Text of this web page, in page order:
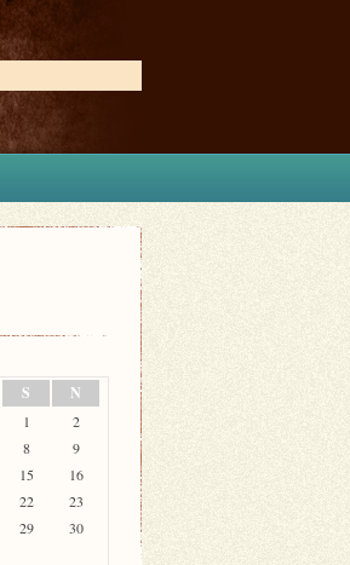
S N
1
2
8
9
15
16
22
23
29
30